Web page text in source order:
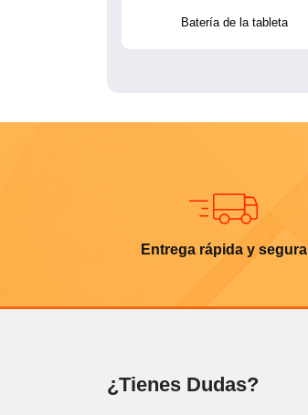
Batería de la tableta
Entrega rápida y segura
¿Tienes Dudas?